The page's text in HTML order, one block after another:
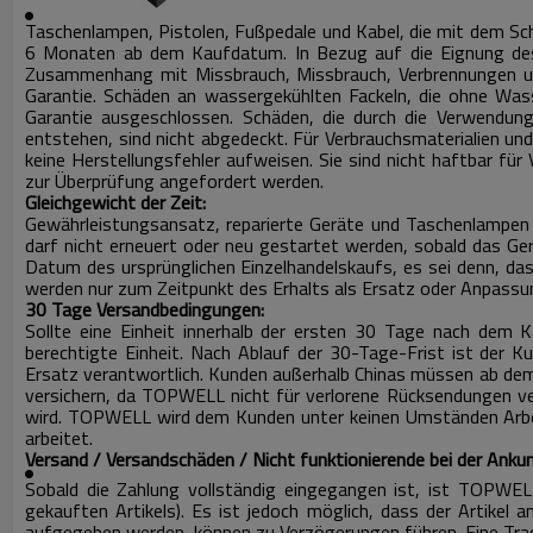
Taschenlampen, Pistolen, Fußpedale und Kabel, die mit dem
6 Monaten ab dem Kaufdatum. In Bezug auf die Eignung
Zusammenhang mit Missbrauch, Missbrauch,
Garantie. Schäden an wassergekühlten Fackeln, die ohne
Garantie ausgeschlossen. Schäden, die durch die
entstehen, sind nicht abgedeckt. Für Verbrauchsmaterialien
keine Herstellungsfehler aufweisen. Sie sind nicht haftbar für
zur Überprüfung angefordert werden.
Gleichgewicht der Zeit:
Gewährleistungsansatz, reparierte Geräte und
darf nicht erneuert oder neu gestartet werden, sobald das
Datum des ursprünglichen Einzelhandelskaufs, es sei denn,
werden nur zum Zeitpunkt des Erhalts als Ersatz oder
30 Tage Versandbedingungen:
Sollte eine Einheit innerhalb der ersten 30 Tage nach dem
berechtigte Einheit. Nach Ablauf der 30-Tage-Frist ist der
Ersatz verantwortlich. Kunden außerhalb Chinas müssen ab
versichern, da TOPWELL nicht für verlorene Rücksendungen
wird. TOPWELL wird dem Kunden unter keinen Umständen
arbeitet.
Versand / Versandschäden / Nicht funktionierende bei der
Sobald die Zahlung vollständig eingegangen ist, ist
gekauften Artikels). Es ist jedoch möglich, dass der Artikel